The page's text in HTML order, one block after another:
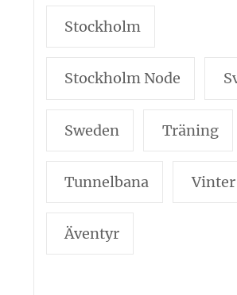
Stockholm
Stockholm Node
Sweden Träning
Tunnelbana Vinter
Äventyr